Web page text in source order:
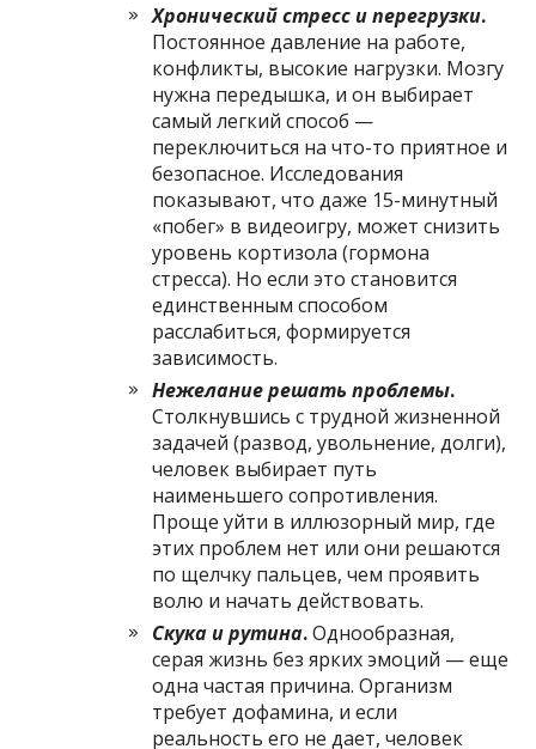
Хронический стресс и перегрузки.
Постоянное давление на работе,
конфликты, высокие нагрузки. Мозгу
нужна передышка, и он выбирает
самый легкий способ —
переключиться на что-то приятное и
безопасное. Исследования
показывают, что даже 15-минутный
«побег» в видеоигру, может снизить
уровень кортизола (гормона
стресса). Но если это становится
единственным способом
расслабиться, формируется
зависимость.
Нежелание решать проблемы.
Столкнувшись с трудной жизненной
задачей (развод, увольнение, долги),
человек выбирает путь
наименьшего сопротивления.
Проще уйти в иллюзорный мир, где
этих проблем нет или они решаются
по щелчку пальцев, чем проявить
волю и начать действовать.
Скука и рутина.Однообразная,
серая жизнь без ярких эмоций — еще
одна частая причина. Организм
требует дофамина, и если
реальность его не дает, человек